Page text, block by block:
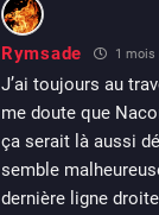
Rymsade 1
J’ai toujours au
me doute que
ça serait là aussi
semble
dernière ligne